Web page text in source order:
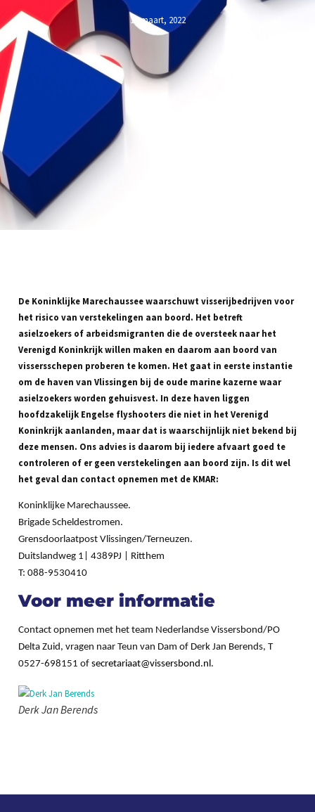
17 maart, 2022
De Koninklijke Marechaussee waarschuwt visserijbedrijven voor
het risico van verstekelingen aan boord. Het betreft
asielzoekers of arbeidsmigranten die de oversteek naar het
Verenigd Koninkrijk willen maken en daarom aan boord van
vissersschepen proberen te komen. Het gaat in eerste instantie
om de haven van Vlissingen bij de oude marine kazerne waar
asielzoekers worden gehuisvest. In deze haven liggen
hoofdzakelijk Engelse flyshooters die niet in het Verenigd
Koninkrijk aanlanden, maar dat is waarschijnlijk niet bekend bij
deze mensen. Ons advies is daarom bij iedere afvaart goed te
controleren of er geen verstekelingen aan boord zijn. Is dit wel
het geval dan contact opnemen met de KMAR:
Koninklijke Marechaussee.
Brigade Scheldestromen.
Grensdoorlaatpost Vlissingen/Terneuzen.
Duitslandweg 1| 4389PJ | Ritthem
T: 088-9530410
Voor meer informatie
Contact opnemen met het team Nederlandse Vissersbond/PO
Delta Zuid, vragen naar Teun van Dam of Derk Jan Berends, T
0527-698151 of secretariaat@vissersbond.nl .
Derk Jan Berends